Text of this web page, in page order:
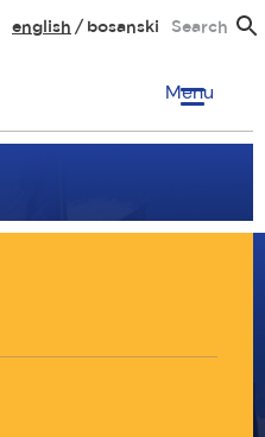
english bosanski Search
Menu